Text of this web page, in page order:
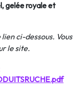
gelée royale et
ci-dessous. Vous
le site.